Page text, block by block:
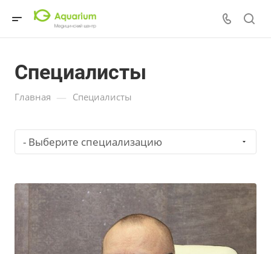
Специалисты
Главная — Специалисты
- Выберите специализацию